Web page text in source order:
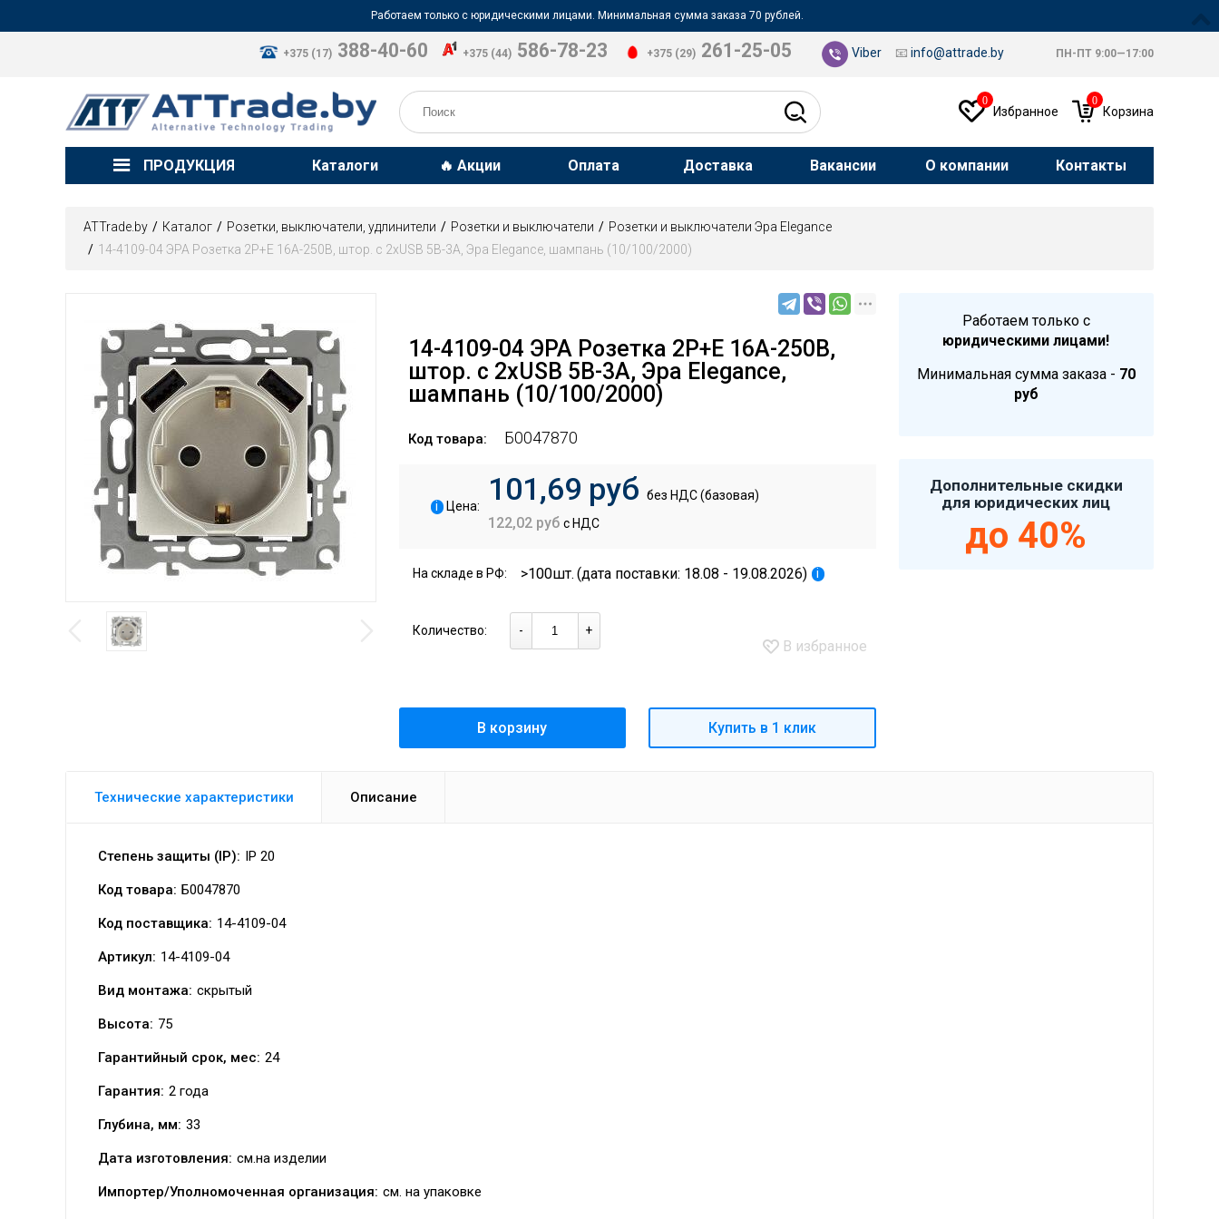
Работаем только с юридическими лицами. Минимальная сумма заказа 70 рублей.
+375 (17) 388-40-60 +375 (44) 586-78-23 +375 (29) 261-25-05 Viber 📧 info@attrade.by ПН-ПТ 9:00—17:00
0
Избранное
0
Корзина
ПРОДУКЦИЯ Каталоги 🔥 Акции Оплата Доставка Вакансии О компании Контакты
ATTrade.by Каталог Розетки, выключатели, удлинители Розетки и выключатели
Розетки и выключатели Эра Elegance
14-4109-04 ЭРА Розетка 2P+E 16A-250В, штор. с 2xUSB 5В-3А, Эра Elegance, шампань (10/100/2000)
14-4109-04 ЭРА Розетка 2P+E 16A-250В,
штор. с 2xUSB 5В-3А, Эра Elegance,
шампань (10/100/2000)
Код товара: Б0047870
i Цена: 101,69 руб без НДС (базовая)
122,02 руб с НДС
На складе в РФ: >100шт. (дата поставки: 18.08 - 19.08.2026) i
Количество: - +
В избранное
В корзину Купить в 1 клик
Технические характеристики Описание
Степень защиты (IP): IP 20
Код товара: Б0047870
Код поставщика: 14-4109-04
Артикул: 14-4109-04
Вид монтажа: скрытый
Высота: 75
Гарантийный срок, мес: 24
Гарантия: 2 года
Глубина, мм: 33
Дата изготовления: см.на изделии
Импортер/Уполномоченная организация: см. на упаковке
Работаем только с
юридическими лицами!
Минимальная сумма заказа - 70
руб
Дополнительные скидки
для юридических лиц
до 40%